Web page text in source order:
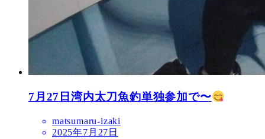
7月27日湾内太刀魚釣単独参加で〜
matsumaru-izaki
2025年7月27日